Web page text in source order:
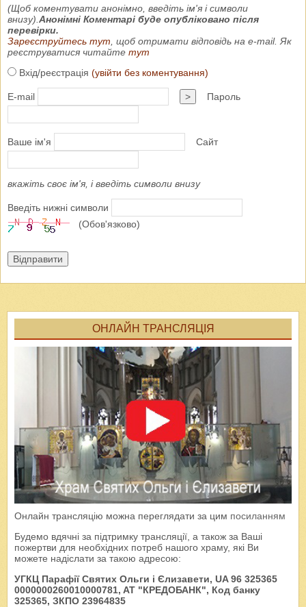
(Щоб коментувати анонімно, введіть ім'я і символи
внизу). Анонімні Коментарі буде опубліковано після
перевірки.
Зареєструйтесь тут , щоб отримати відповідь на e-mail. Як
реєструватися читайте тут
Вхід/реєстрація (увійти без коментування)
E-mail > Пароль
Ваше ім'я Сайт
вкажіть своє ім'я, і введіть символи внизу
Введіть нижні символи
(Обов'язково)
Відправити
ОНЛАЙН ТРАНСЛЯЦІЯ
Онлайн трансляцію можна переглядати за цим посиланням
Будемо вдячні за підтримку трансляції, а також за Ваші
пожертви для необхідних потреб нашого храму, які Ви
можете надіслати за такою адресою:
УГКЦ Парафії Святих Ольги і Єлизавети, UA 96 325365
0000000260010000781, AT "КРЕДОБАНК", Код банку
325365, ЗКПО 23964835